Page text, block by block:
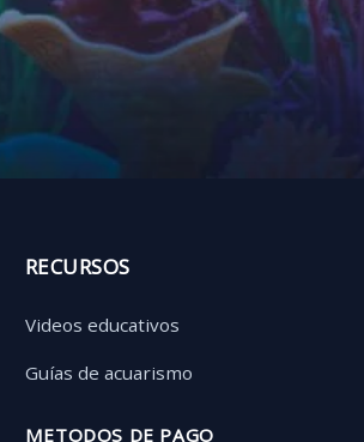
RECURSOS
Videos educativos
Guías de acuarismo
METODOS DE PAGO